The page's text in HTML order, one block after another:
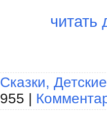
читать
Сказки,
955 |